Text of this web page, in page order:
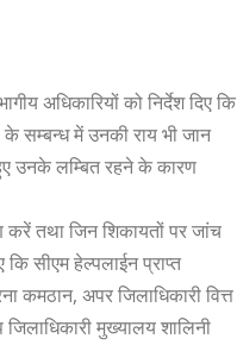
अधिकारियों को निर्देश दिए कि
सम्बन्ध में उनकी राय भी जान
उनके लम्बित रहने के कारण
करें तथा जिन शिकायतों पर जांच
सीएम हेल्पलाईन प्राप्त
कमठान, अपर जिलाधिकारी वित्त
मुख्यालय शालिनी